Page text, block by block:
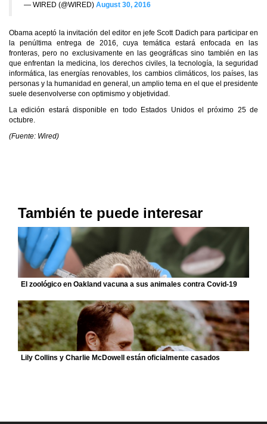
— WIRED (@WIRED) August 30, 2016
Obama aceptó la invitación del editor en jefe Scott Dadich para participar en
la penúltima entrega de 2016, cuya temática estará enfocada en las
fronteras, pero no exclusivamente en las geográficas sino también en las
que enfrentan la medicina, los derechos civiles, la tecnología, la seguridad
informática, las energías renovables, los cambios climáticos, los países, las
personas y la humanidad en general, un amplio tema en el que el presidente
suele desenvolverse con optimismo y objetividad.
La edición estará disponible en todo Estados Unidos el próximo 25 de
octubre.
(Fuente: Wired)
También te puede interesar
El zoológico en Oakland vacuna a sus animales contra Covid-19
Lily Collins y Charlie McDowell están oficialmente casados